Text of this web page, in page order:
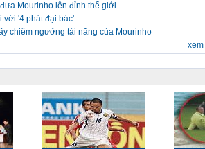
Mourinho lên đỉnh thế giới
với '4 phát đại bác'
chiêm ngưỡng tài năng của Mourinho